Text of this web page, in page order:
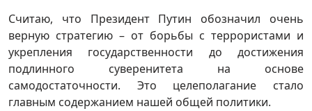
Считаю, что Президент Путин обозначил очень
верную стратегию – от борьбы с террористами и
укрепления государственности до достижения
подлинного суверенитета на основе
самодостаточности. Это целеполагание стало
главным содержанием нашей общей политики.